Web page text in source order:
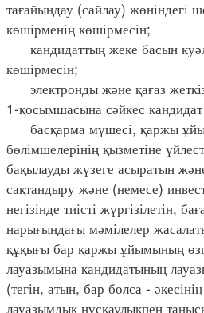
тағайындау (сайлау) жөніндегі
көшірменің көшірмесін;
кандидаттың жеке басын
көшірмесін;
электронды және қағаз
1-қосымшасына сәйкес кандидат
басқарма мүшесі, қаржы
бөлімшелерінің қызметіне
бақылауды жүзеге асыратын
сақтандыру және (немесе)
негізінде тиісті жүргізілетін,
нарығындағы мәмілелер
құқығы бар қаржы ұйымының
лауазымына кандидатының
(тегін, атын, бар болса -
лауазымдық нұсқаулықпен